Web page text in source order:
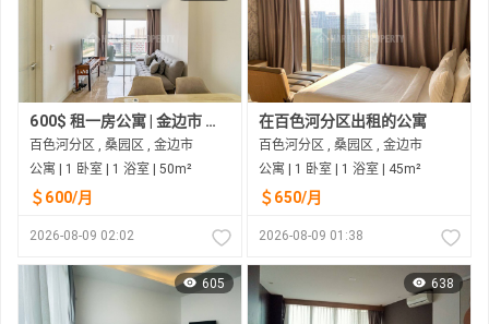
600$ 租一房公寓 | 金边市 百色河
百色河分区 , 桑园区 , 金边市
公寓 | 1 卧室 | 1 浴室 | 50m²
＄600/月
2026-08-09 02:02
在百色河分区出租的公寓
百色河分区 , 桑园区 , 金边市
公寓 | 1 卧室 | 1 浴室 | 45m²
＄650/月
2026-08-09 01:38
605 638